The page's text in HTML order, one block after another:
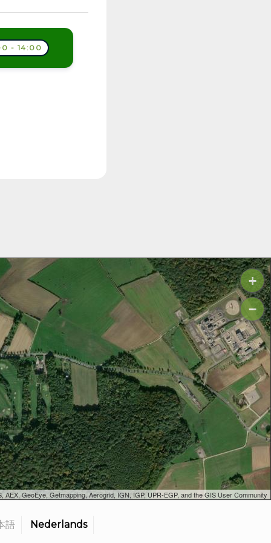
- 14:00
+
−
GeoEye, Getmapping, Aerogrid, IGN, IGP, UPR-EGP, and the GIS User Community
語
Nederlands